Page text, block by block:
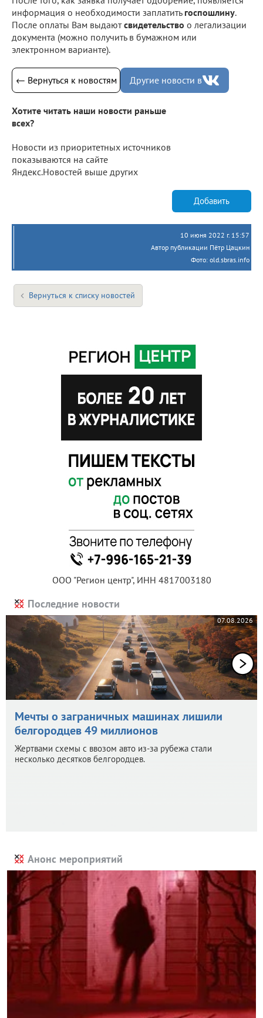
информация о необходимости заплатить госпошлину.
После оплаты Вам выдаютсвидетельство о легализации
документа (можно получить в бумажном или
электронном варианте).
← Вернуться к новостям Другие новости в
Хотите читать наши новости раньше
всех?
Новости из приоритетных источников
показываются на сайте
Яндекс.Новостей выше других
Добавить
10 июня 2022 г. 15:57
Автор публикации Пётр Цацкин
Фото: old.sbras.info
Вернуться к списку новостей
ООО "Регион центр", ИНН 4817003180
Последние новости
07.08.2026
Мечты о заграничных машинах лишили
белгородцев 49 миллионов
Жертвами схемы с ввозом авто из-за рубежа стали
несколько десятков белгородцев.
Анонс мероприятий